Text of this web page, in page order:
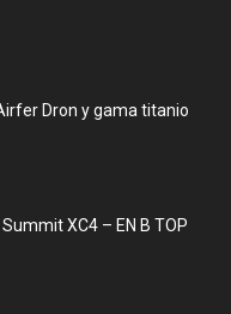
Dron y gama titanio
XC4 – EN B TOP